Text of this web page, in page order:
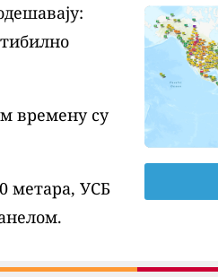
времену су
метара, УСБ